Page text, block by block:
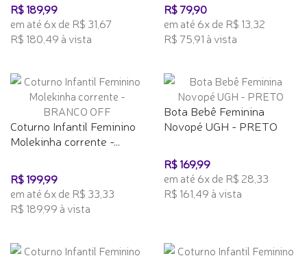
R$ 189,99
em até 6x de R$ 31,67
R$ 180,49 à vista
R$ 79,90
em até 6x de R$ 13,32
R$ 75,91 à vista
Coturno Infantil Feminino
Molekinha corrente -...
R$ 199,99
em até 6x de R$ 33,33
R$ 189,99 à vista
Bota Bebê Feminina
Novopé UGH - PRETO
R$ 169,99
em até 6x de R$ 28,33
R$ 161,49 à vista